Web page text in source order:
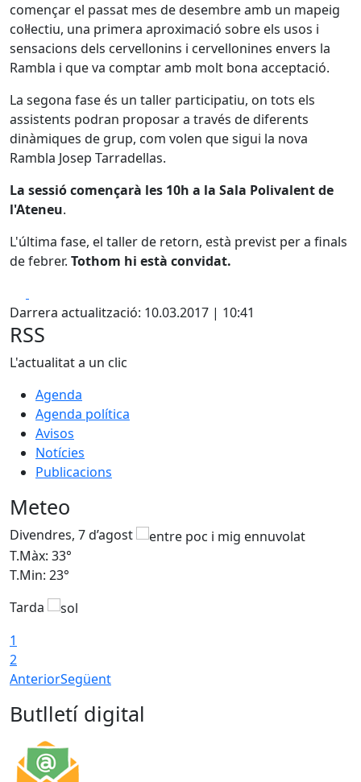
començar el passat mes de desembre amb un mapeig
col·lectiu, una primera aproximació sobre els usos i
sensacions dels cervellonins i cervellonines envers la
Rambla i que va comptar amb molt bona acceptació.
La segona fase és un taller participatiu, on tots els
assistents podran proposar a través de diferents
dinàmiques de grup, com volen que sigui la nova
Rambla Josep Tarradellas.
La sessió començarà les 10h a la Sala Polivalent de
l'Ateneu.
L'última fase, el taller de retorn, està previst per a finals
de febrer. Tothom hi està convidat.
Darrera actualització: 10.03.2017 | 10:41
RSS
L'actualitat a un clic
Agenda
Agenda política
Avisos
Notícies
Publicacions
Meteo
Divendres, 7 d’agost
T.Màx: 33°
T.Min: 23°
Tarda
1
2
AnteriorSegüent
Butlletí digital